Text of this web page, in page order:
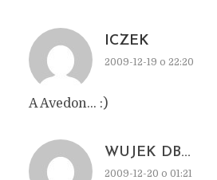
ICZEK
2009-12-19 o 22:20
A Avedon… :)
WUJEK DB...
2009-12-20 o 01:21